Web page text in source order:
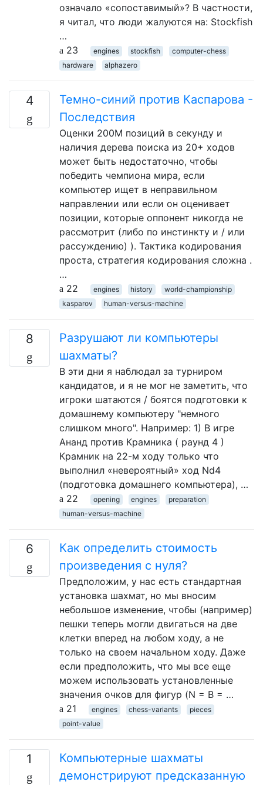
означало «сопоставимый»? В частности,
я читал, что люди жалуются на: Stockfish
…
23
engines stockfish
computer-chess
hardware
alphazero
4
Темно-синий против Каспарова -
Последствия
Оценки 200M позиций в секунду и
наличия дерева поиска из 20+ ходов
может быть недостаточно, чтобы
победить чемпиона мира, если
компьютер ищет в неправильном
направлении или если он оценивает
позиции, которые оппонент никогда не
рассмотрит (либо по инстинкту и / или
рассуждению) ). Тактика кодирования
проста, стратегия кодирования сложна .
…
22
engines history
world-championship
kasparov
human-versus-machine
8
Разрушают ли компьютеры
шахматы?
В эти дни я наблюдал за турниром
кандидатов, и я не мог не заметить, что
игроки шатаются / боятся подготовки к
домашнему компьютеру "немного
слишком много". Например: 1) В игре
Ананд против Крамника ( раунд 4 )
Крамник на 22-м ходу только что
выполнил «невероятный» ход Nd4
(подготовка домашнего компьютера), …
22
opening engines
preparation
human-versus-machine
6
Как определить стоимость
произведения с нуля?
Предположим, у нас есть стандартная
установка шахмат, но мы вносим
небольшое изменение, чтобы (например)
пешки теперь могли двигаться на две
клетки вперед на любом ходу, а не
только на своем начальном ходу. Даже
если предположить, что мы все еще
можем использовать установленные
значения очков для фигур (N = B = …
21
engines chess-variants
pieces
point-value
1
Компьютерные шахматы
демонстрируют предсказанную